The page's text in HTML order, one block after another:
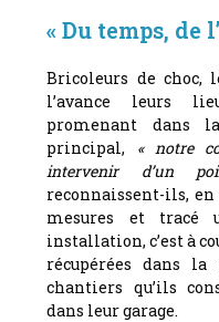
« Du temps, de
Bricoleurs de choc,
l’avance leurs
promenant dans
principal, « notre
intervenir d’un
reconnaissent-ils,
mesures et tracé
installation, c’est à
récupérées dans
chantiers qu’ils
dans leur garage.